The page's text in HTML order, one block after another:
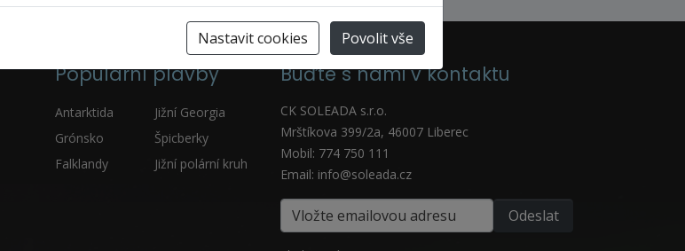
Populární plavby
Antarktida
Jižní Georgia
Grónsko
Špicberky
Falklandy
Jižní polární kruh
Buďte s námi v kontaktu
CK SOLEADA s.r.o.
Mrštíkova 399/2a, 46007 Liberec
Mobil: 774 750 111
Email: info@soleada.cz
Nastavit cookies Povolit vše